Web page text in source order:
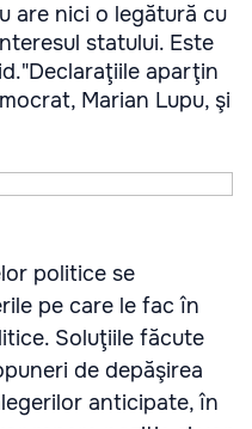
are nici o legătură cu
statului. Este
aparţin
Marian Lupu, şi
politice se
pe care le fac în
Soluţiile făcute
de depăşirea
anticipate, în